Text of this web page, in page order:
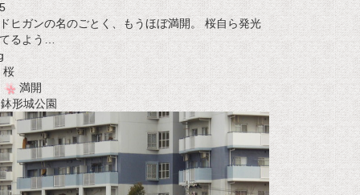
5
ヒガンの名のごとく、もうほぼ満開。 桜自ら発光
るよう…
桜
満開
形城公園